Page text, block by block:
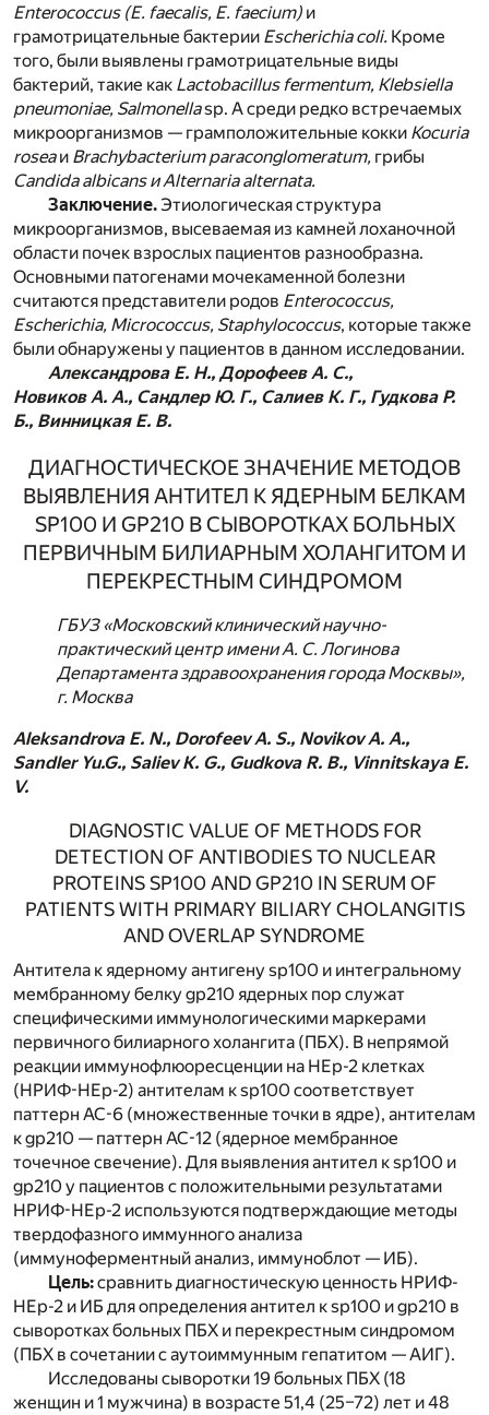
Enterococcus (E. faecalis, E. faecium) и
грамотрицательные бактерии Escherichia coli. Кроме
того, были выявлены грамотрицательные виды
бактерий, такие как Lactobacillus fermentum, Klebsiella
pneumoniae, Salmonellasp. А среди редко встречаемых
микроорганизмов — грамположительные кокки Kocuria
roseaи Brachybacterium paraconglomeratum, грибы
Candida albicans и Alternaria alternata.
Заключение.Этиологическая структура
микроорганизмов, высеваемая из камней лоханочной
области почек взрослых пациентов разнообразна.
Основными патогенами мочекаменной болезни
считаются представители родов Enterococcus,
Escherichia, Micrococcus, Staphylococcus, которые также
были обнаружены у пациентов в данном исследовании.
Александрова Е. Н., Дорофеев А. С.,
Новиков А. А., Сандлер Ю. Г., Салиев К. Г., Гудкова Р.
Б., Винницкая Е. В.
ДИАГНОСТИЧЕСКОЕ ЗНАЧЕНИЕ МЕТОДОВ
ВЫЯВЛЕНИЯ АНТИТЕЛ К ЯДЕРНЫМ БЕЛКАМ
SP100 И GP210 В СЫВОРОТКАХ БОЛЬНЫХ
ПЕРВИЧНЫМ БИЛИАРНЫМ ХОЛАНГИТОМ И
ПЕРЕКРЕСТНЫМ СИНДРОМОМ
ГБУЗ «Московский клинический научно-
практический центр имени А. С. Логинова
Департамента здравоохранения города Москвы»,
г. Москва
Aleksandrova E. N., Dorofeev A. S., Novikov A. A.,
Sandler Yu.G., Saliev K. G., Gudkova R. B., Vinnitskaya E.
V.
DIAGNOSTIC VALUE OF METHODS FOR
DETECTION OF ANTIBODIES TO NUCLEAR
PROTEINS SP100 AND GP210 IN SERUM OF
PATIENTS WITH PRIMARY BILIARY CHOLANGITIS
AND OVERLAP SYNDROME
Антитела к ядерному антигену sp100 и интегральному
мембранному белку gp210 ядерных пор служат
специфическими иммунологическими маркерами
первичного билиарного холангита (ПБХ). В непрямой
реакции иммунофлюоресценции на HEр-2 клетках
(НРИФ-НЕр-2) антителам к sp100 соответствует
паттерн АС-6 (множественные точки в ядре), антителам
к gp210 — паттерн АС-12 (ядерное мембранное
точечное свечение). Для выявления антител к sp100 и
gp210 у пациентов с положительными результатами
НРИФ-НЕр-2 используются подтверждающие методы
твердофазного иммунного анализа
(иммуноферментный анализ, иммуноблот — ИБ).
Цель:сравнить диагностическую ценность НРИФ-
НЕр-2 и ИБ для определения антител к sp100 и gp210 в
сыворотках больных ПБХ и перекрестным синдромом
(ПБХ в сочетании с аутоиммунным гепатитом — АИГ).
Исследованы сыворотки 19 больных ПБХ (18
женщин и 1 мужчина) в возрасте 51,4 (25–72) лет и 48